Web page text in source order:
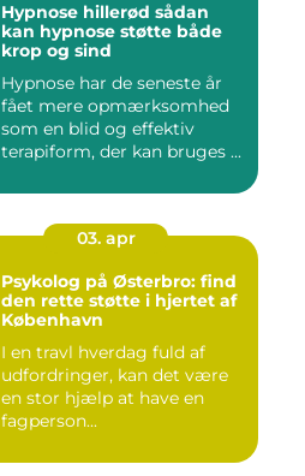
Hypnose hillerød sådan
kan hypnose støtte både
krop og sind
Hypnose har de seneste år
fået mere opmærksomhed
som en blid og effektiv
terapiform, der kan bruges ...
03. apr
Psykolog på Østerbro: find
den rette støtte i hjertet af
København
I en travl hverdag fuld af
udfordringer, kan det være
en stor hjælp at have en
fagperson...